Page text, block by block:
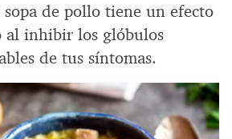
de pollo tiene un efecto
inhibir los glóbulos
de tus síntomas.